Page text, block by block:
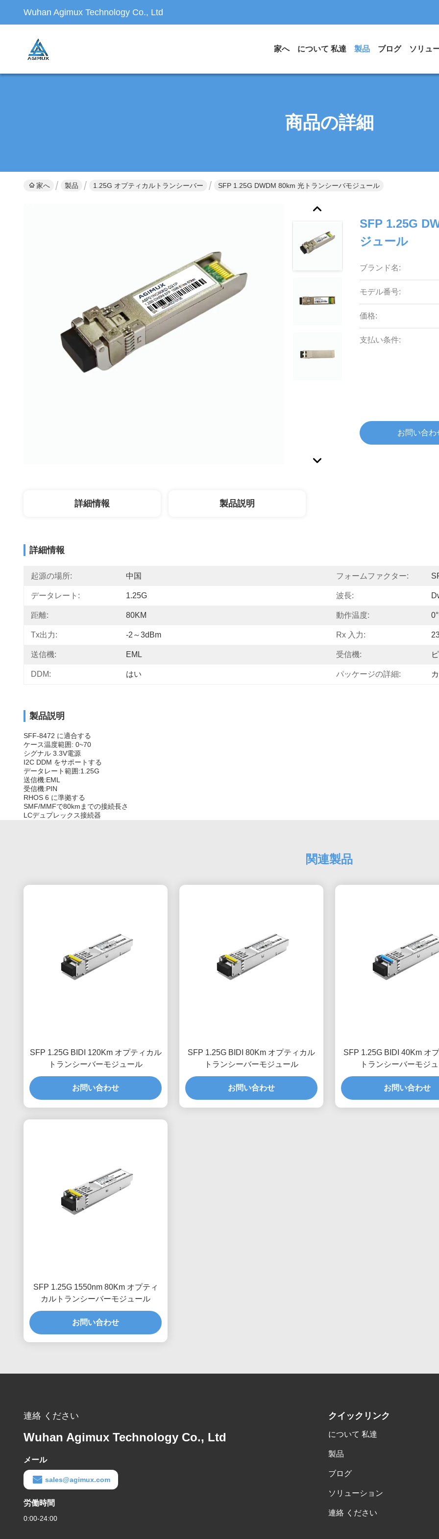
Wuhan Agimux Technology Co., Ltd
家へ について 私達 製品 ブログ ソリュ
商品の詳細
家へ 製品 1.25G オプティカルトランシーバー SFP 1.25G DWDM 80km 光トランシーバモジュール
SFP 1.25G
ジュール
ブランド名:
モデル番号:
価格:
支払い条件:
お問い合わ
詳細情報 製品説明
詳細情報
起源の場所: 中国 フォームファクター:
データレート: 1.25G 波長:
距離: 80KM 動作温度:
Tx出力: -2～3dBm Rx 入力:
送信機: EML 受信機:
DDM: はい パッケージの詳細:
製品説明
SFF-8472 に適合する
ケース温度範囲: 0~70
シグナル 3.3V電源
I2C DDM をサポートする
データレート範囲:1.25G
送信機:EML
受信機:PIN
RHOS 6 に準拠する
SMF/MMFで80kmまでの接続長さ
LCデュプレックス接続器
関連製品
SFP 1.25G BIDI 120Km オプティカル
トランシーバーモジュール
お問い合わせ
SFP 1.25G BIDI 80Km オプティカル
トランシーバーモジュール
お問い合わせ
SFP 1.25G BIDI 40Km オ
トランシーバーモジ
お問い合わせ
SFP 1.25G 1550nm 80Km オプティ
カルトランシーバーモジュール
お問い合わせ
連絡 ください
Wuhan Agimux Technology Co., Ltd
メール
sales@agimux.com
労働時間
0:00-24:00
クイックリンク
について 私達
製品
ブログ
ソリューション
連絡 ください